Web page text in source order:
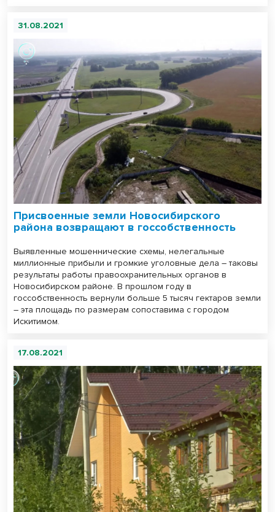
31.08.2021
Присвоенные земли Новосибирского
района возвращают в госсобственность
Выявленные мошеннические схемы, нелегальные
миллионные прибыли и громкие уголовные дела – таковы
результаты работы правоохранительных органов в
Новосибирском районе. В прошлом году в
госсобственность вернули больше 5 тысяч гектаров земли
– эта площадь по размерам сопоставима с городом
Искитимом.
17.08.2021